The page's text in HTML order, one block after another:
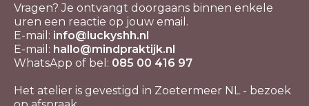
Vragen? Je ontvangt doorgaans binnen enkele
uren een reactie op jouw email.
E-mail: info@luckyshh.nl
E-mail: hallo@mindpraktijk.nl
WhatsApp of bel: 085 00 416 97
Het atelier is gevestigd in Zoetermeer NL - bezoek